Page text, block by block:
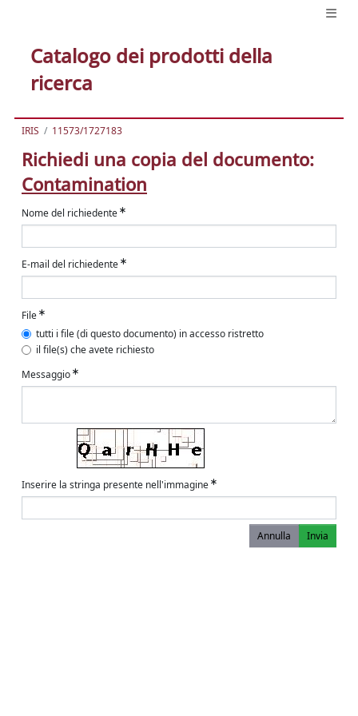
Catalogo dei prodotti della
ricerca
IRIS 11573/1727183
Richiedi una copia del documento:
Contamination
Nome del richiedente
E-mail del richiedente
File
tutti i file (di questo documento) in accesso ristretto
il file(s) che avete richiesto
Messaggio
Inserire la stringa presente nell'immagine
Annulla Invia